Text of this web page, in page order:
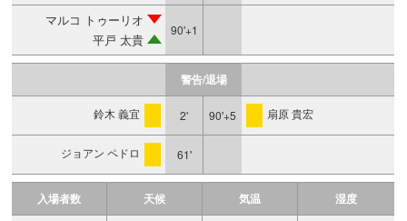
マルコ トゥーリオ
平戸 太貴
90'+1
警告/退場
鈴木 義宜 警告2' 90'+5 警告
扇原 貴宏
ジョアン ペドロ 警告61'
入場者数 天候 気温 湿度